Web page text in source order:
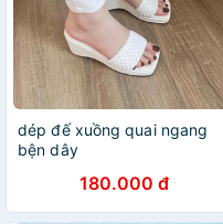
dép đế xuồng quai ngang
bện dây
180.000 đ